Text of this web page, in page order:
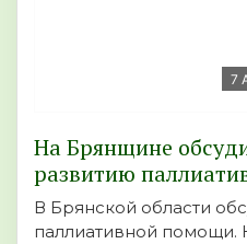
7
На Брянщине
развитию
В Брянской области
паллиативной помощи.